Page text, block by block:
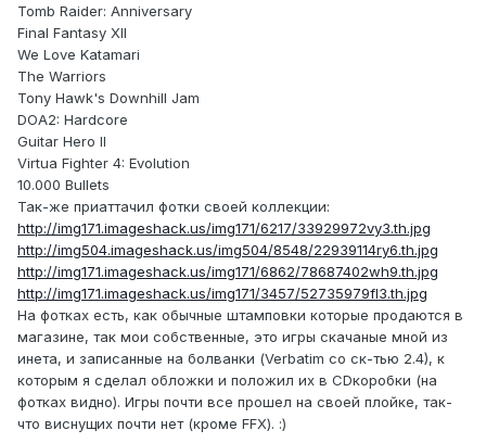
Tomb Raider: Anniversary
Final Fantasy XII
We Love Katamari
The Warriors
Tony Hawk's Downhill Jam
DOA2: Hardcore
Guitar Hero II
Virtua Fighter 4: Evolution
10.000 Bullets
Так-же приаттачил фотки своей коллекции:
http://img171.imageshack.us/img171/6217/33929972vy3.th.jpg
http://img504.imageshack.us/img504/8548/22939114ry6.th.jpg
http://img171.imageshack.us/img171/6862/78687402wh9.th.jpg
http://img171.imageshack.us/img171/3457/52735979fl3.th.jpg
На фотках есть, как обычные штамповки которые продаются в
магазине, так мои собственные, это игры скачаные мной из
инета, и записанные на болванки (Verbatim со ск-тью 2.4), к
которым я сделал обложки и положил их в CDкоробки (на
фотках видно). Игры почти все прошел на своей плойке, так-
что виснущих почти нет (кроме FFX). :)